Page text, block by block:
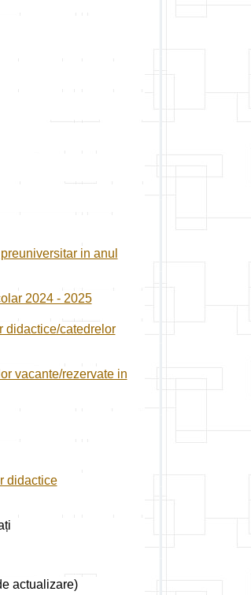
in anul
2024 - 2025
didactice/catedrelor
vacante/rezervate in
didactice
actualizare)